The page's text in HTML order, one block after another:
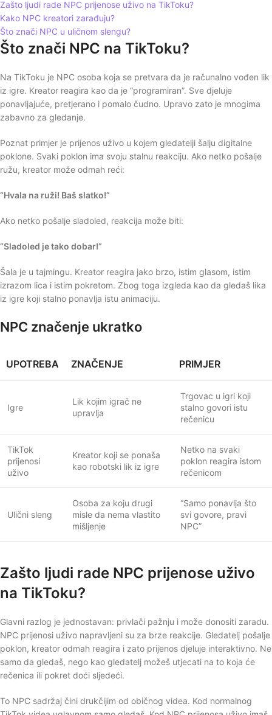
Zašto ljudi rade NPC prijenose uživo na TikToku?
Kako NPC kreatori zarađuju?
Što znači NPC u uličnom slengu?
Što znači NPC na TikToku?
Na TikToku je NPC osoba koja se pretvara da je računalno vođen lik
iz igre. Kreator reagira kao da je “programiran”. Sve djeluje
ponavljajuće, pretjerano i pomalo čudno. Upravo zato je mnogima
zabavno za gledanje.
Poznat primjer je prijenos uživo u kojem gledatelji šalju digitalne
poklone. Svaki poklon ima svoju stalnu reakciju. Ako netko pošalje
ružu, kreator može odmah reći:
“Hvala na ruži! Baš slatko!”
Ako netko pošalje sladoled, reakcija može biti:
“Sladoled je tako dobar!”
Šala je u tajmingu. Kreator reagira jako brzo, istim glasom, istim
izrazom lica i istim pokretom. Zbog toga izgleda kao da gledaš lika
iz igre koji stalno ponavlja istu animaciju.
NPC značenje ukratko
UPOTREBA ZNAČENJE PRIMJER
Igre
Lik kojim igrač ne
upravlja
Trgovac u igri koji
stalno govori istu
rečenicu
TikTok
prijenosi
uživo
Kreator koji se ponaša
kao robotski lik iz igre
Netko na svaki
poklon reagira istom
rečenicom
Ulični sleng
Osoba za koju drugi
misle da nema vlastito
mišljenje
“Samo ponavlja što
svi govore, pravi
NPC”
Zašto ljudi rade NPC prijenose uživo
na TikToku?
Glavni razlog je jednostavan: privlači pažnju i može donositi zaradu.
NPC prijenosi uživo napravljeni su za brze reakcije. Gledatelj pošalje
poklon, kreator odmah reagira i zato prijenos djeluje interaktivno. Ne
samo da gledaš, nego kao gledatelj možeš utjecati na to koja će
rečenica ili pokret doći sljedeći.
To NPC sadržaj čini drukčijim od običnog videa. Kod normalnog